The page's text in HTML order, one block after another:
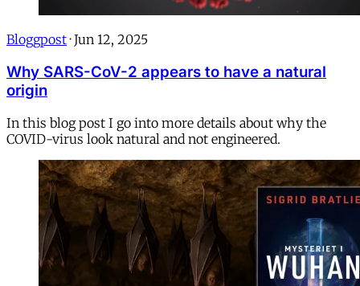
Bloggpost · Jun 12, 2025
Why SARS-CoV-2 appears to have a natural
origin
In this blog post I go into more details about why the
COVID-virus look natural and not engineered.